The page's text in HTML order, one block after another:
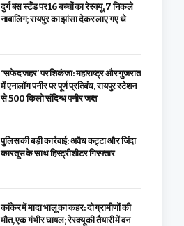
दुर्ग बस स्टैंड पर 16 बच्चों का रेस्क्यू, 7 निकले
नाबालिग; रायपुर का झांसा देकर लाए गए थे
‘सफेद जहर’ पर शिकंजा: महाराष्ट्र और गुजरात
में एनालॉग पनीर पर पूर्ण प्रतिबंध, रायपुर स्टेशन
से 500 किलो संदिग्ध पनीर जब्त
पुलिस की बड़ी कार्रवाई: अवैध कट्टा और जिंदा
कारतूस के साथ हिस्ट्रीशीटर गिरफ्तार
कांकेर में मादा भालू का कहर: दो ग्रामीणों की
मौत, एक गंभीर घायल; रेस्क्यू की तैयारी में वन